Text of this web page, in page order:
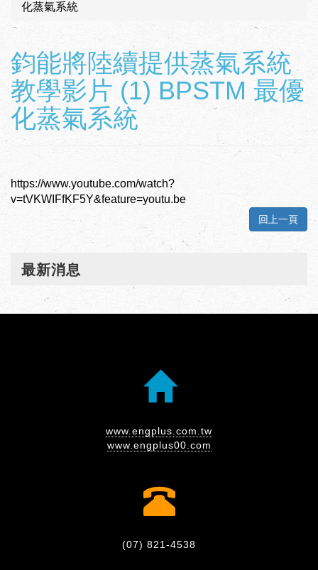
化蒸氣系統
鈞能將陸續提供蒸氣系統
教學影片 (1) BPSTM 最優
化蒸氣系統
https://www.youtube.com/watch?
v=tVKWIFfKF5Y&feature=youtu.be
回上一頁
最新消息
www.engplus.com.tw
www.engplus00.com
(07) 821-4538